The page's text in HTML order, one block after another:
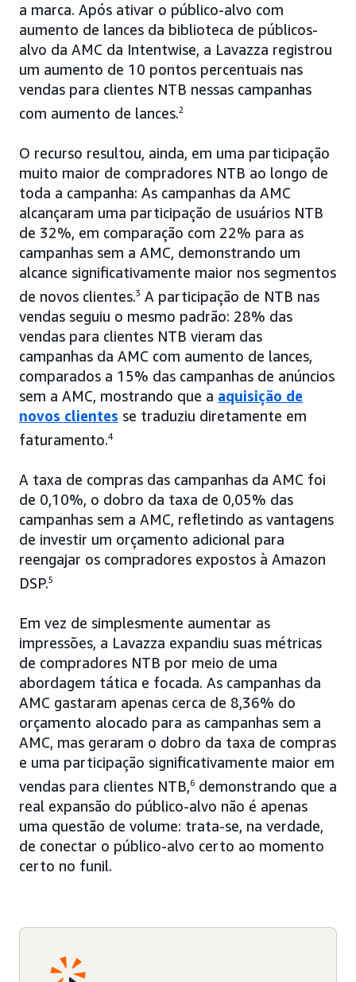
a marca. Após ativar o público-alvo com
aumento de lances da biblioteca de públicos-
alvo da AMC da Intentwise, a Lavazza registrou
um aumento de 10 pontos percentuais nas
vendas para clientes NTB nessas campanhas
com aumento de lances.2
O recurso resultou, ainda, em uma participação
muito maior de compradores NTB ao longo de
toda a campanha: As campanhas da AMC
alcançaram uma participação de usuários NTB
de 32%, em comparação com 22% para as
campanhas sem a AMC, demonstrando um
alcance significativamente maior nos segmentos
de novos clientes.3 A participação de NTB nas
vendas seguiu o mesmo padrão: 28% das
vendas para clientes NTB vieram das
campanhas da AMC com aumento de lances,
comparados a 15% das campanhas de anúncios
sem a AMC, mostrando que a aquisição de
novos clientes se traduziu diretamente em
faturamento.4
A taxa de compras das campanhas da AMC foi
de 0,10%, o dobro da taxa de 0,05% das
campanhas sem a AMC, refletindo as vantagens
de investir um orçamento adicional para
reengajar os compradores expostos à Amazon
DSP.5
Em vez de simplesmente aumentar as
impressões, a Lavazza expandiu suas métricas
de compradores NTB por meio de uma
abordagem tática e focada. As campanhas da
AMC gastaram apenas cerca de 8,36% do
orçamento alocado para as campanhas sem a
AMC, mas geraram o dobro da taxa de compras
e uma participação significativamente maior em
vendas para clientes NTB,6 demonstrando que a
real expansão do público-alvo não é apenas
uma questão de volume: trata-se, na verdade,
de conectar o público-alvo certo ao momento
certo no funil.